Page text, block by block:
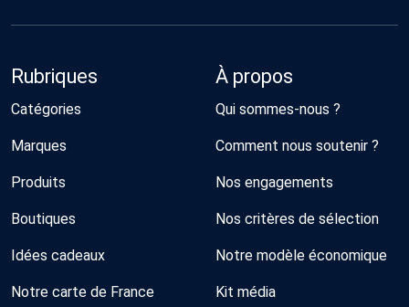
Rubriques
Catégories
Marques
Produits
Boutiques
Idées cadeaux
Notre carte de France
À propos
Qui sommes-nous ?
Comment nous soutenir ?
Nos engagements
Nos critères de sélection
Notre modèle économique
Kit média